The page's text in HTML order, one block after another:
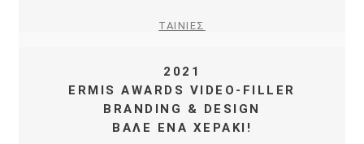
ΤΑΙΝΙΕΣ
2021
ERMIS AWARDS VIDEO-FILLER
BRANDING & DESIGN
ΒΑΛΕ ΕΝΑ ΧΕΡΑΚΙ!